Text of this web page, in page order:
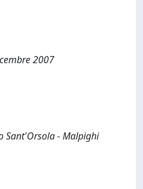
2007
Sant'Orsola - Malpighi